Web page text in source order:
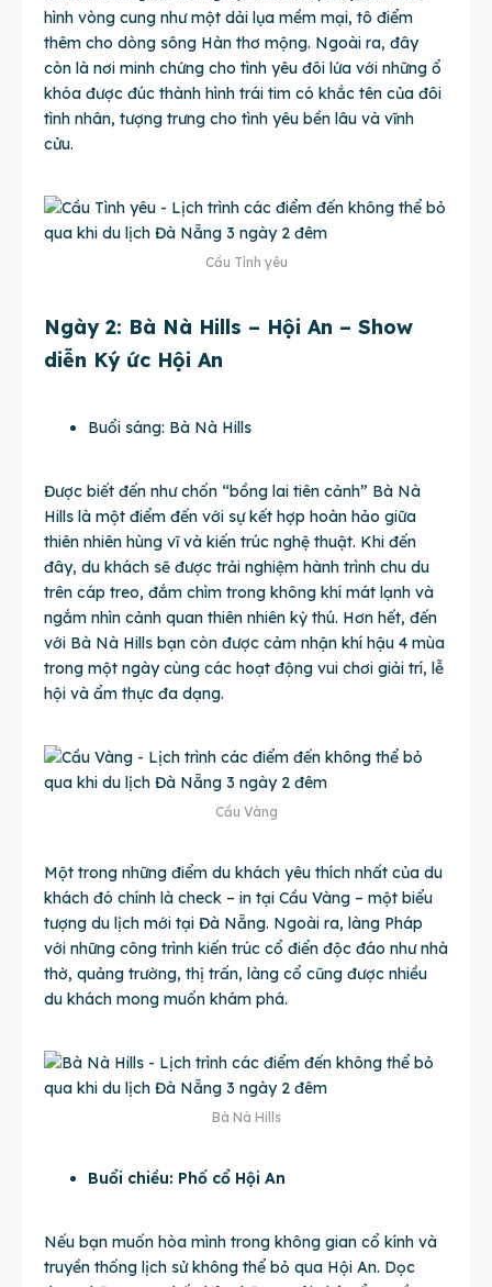
hình vòng cung như một dải lụa mềm mại, tô điểm
thêm cho dòng sông Hàn thơ mộng. Ngoài ra, đây
còn là nơi minh chứng cho tình yêu đôi lứa với những ổ
khóa được đúc thành hình trái tim có khắc tên của đôi
tình nhân, tượng trưng cho tình yêu bền lâu và vĩnh
cửu.
Cầu Tình yêu
Ngày 2: Bà Nà Hills – Hội An – Show
diễn Ký ức Hội An
Buổi sáng: Bà Nà Hills
Được biết đến như chốn “bồng lai tiên cảnh” Bà Nà
Hills là một điểm đến với sự kết hợp hoàn hảo giữa
thiên nhiên hùng vĩ và kiến trúc nghệ thuật. Khi đến
đây, du khách sẽ được trải nghiệm hành trình chu du
trên cáp treo, đắm chìm trong không khí mát lạnh và
ngắm nhìn cảnh quan thiên nhiên kỳ thú. Hơn hết, đến
với Bà Nà Hills bạn còn được cảm nhận khí hậu 4 mùa
trong một ngày cùng các hoạt động vui chơi giải trí, lễ
hội và ẩm thực đa dạng.
Cầu Vàng
Một trong những điểm du khách yêu thích nhất của du
khách đó chính là check – in tại Cầu Vàng – một biểu
tượng du lịch mới tại Đà Nẵng. Ngoài ra, làng Pháp
với những công trình kiến trúc cổ điển độc đáo như nhà
thờ, quảng trường, thị trấn, làng cổ cũng được nhiều
du khách mong muốn khám phá.
Bà Nà Hills
Buổi chiều: Phố cổ Hội An
Nếu bạn muốn hòa mình trong không gian cổ kính và
truyền thống lịch sử không thể bỏ qua Hội An. Dọc